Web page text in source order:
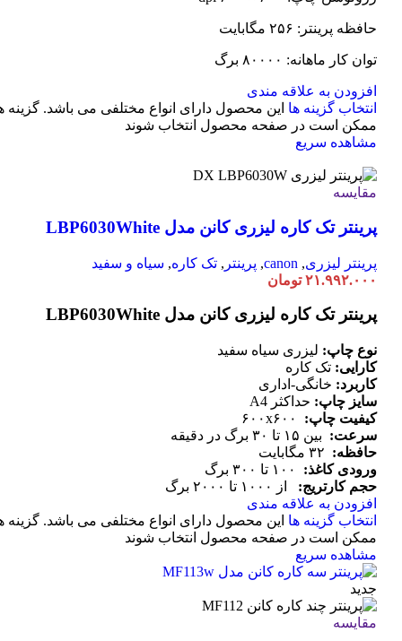
حافظه پرینتر: ۲۵۶ مگابایت
توان کار ماهانه: ۸۰۰۰۰ برگ
افزودن به علاقه مندی
انتخاب گزینه ها این محصول دارای انواع مختلفی می باشد. گزینه
ممکن است در صفحه محصول انتخاب شوند
مشاهده سریع
مقایسه
پرینتر تک کاره لیزری کانن مدل LBP6030White
پرینتر لیزری,
canon
, پرینتر , تک کاره, سیاه و سفید
۲۱.۹۹۲.۰۰۰ تومان
پرینتر تک کاره لیزری کانن مدل LBP6030White
نوع چاپ: لیزری سیاه سفید
کارایی: تک کاره
کاربرد: خانگی-اداری
سایز چاپ: حداکثر A4
کیفیت چاپ:
۶۰۰x۶۰۰
سرعت: بین ۱۵ تا ۳۰ برگ در دقیقه
حافظه: ۳۲ مگابایت
ورودی کاغذ:
۱۰۰ تا ۳۰۰ برگ
حجم کارتریج:
از ۱۰۰۰ تا ۲۰۰۰ برگ
افزودن به علاقه مندی
انتخاب گزینه ها این محصول دارای انواع مختلفی می باشد. گزینه
ممکن است در صفحه محصول انتخاب شوند
مشاهده سریع
جدید
مقایسه